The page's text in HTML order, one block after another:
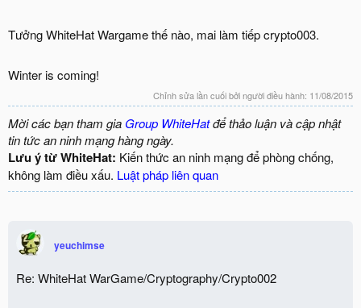
Tưởng WhiteHat Wargame thế nào, mai làm tiếp crypto003.
Winter is coming!
Chỉnh sửa lần cuối bởi người điều hành: 11/08/2015
Mời các bạn tham gia Group WhiteHatđể thảo luận và cập nhật
tin tức an ninh mạng hàng ngày.
Lưu ý từ WhiteHat: Kiến thức an ninh mạng để phòng chống,
không làm điều xấu. Luật pháp liên quan
yeuchimse
Re: WhiteHat WarGame/Cryptography/Crypto002